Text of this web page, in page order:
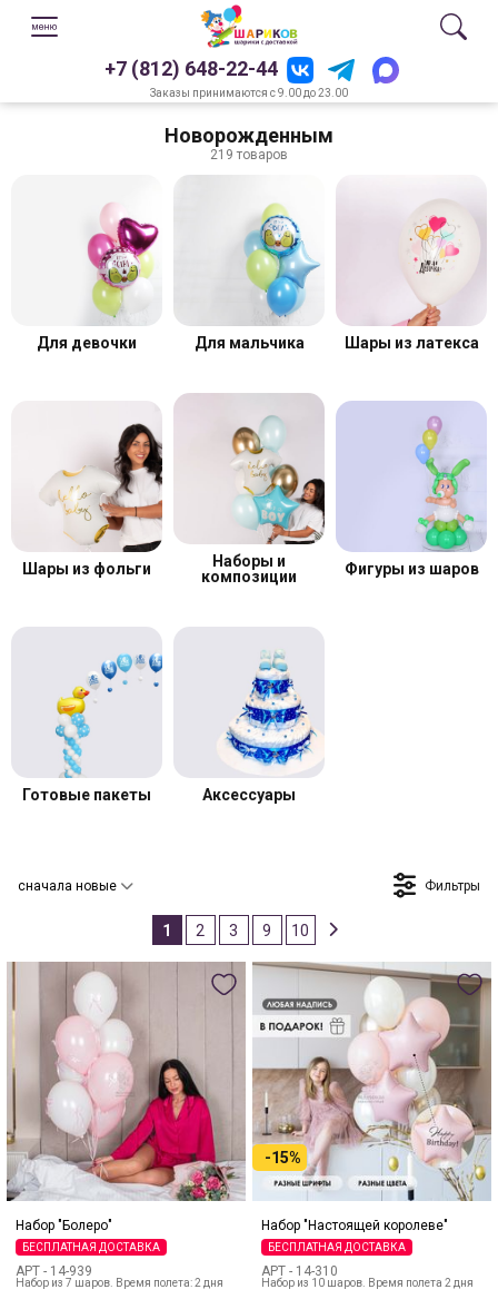
+7 (812) 648-22-44
Заказы принимаются с 9.00 до 23.00
Новорожденным
219 товаров
Для девочки Для мальчика Шары из латекса
Шары из фольги
Наборы и
композиции
Фигуры из шаров
Готовые пакеты Аксессуары
сначала новые Фильтры
1 2 3 9 10
Набор "Болеро"
БЕСПЛАТНАЯ ДОСТАВКА
АРТ - 14-939
Набор из 7 шаров. Время полета: 2 дня
-15%
Набор "Настоящей королеве"
БЕСПЛАТНАЯ ДОСТАВКА
АРТ - 14-310
Набор из 10 шаров. Время полета 2 дня